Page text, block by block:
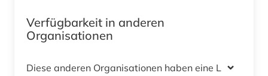
Verfügbarkeit in anderen
Organisationen
Diese anderen Organisationen haben eine Lizenz